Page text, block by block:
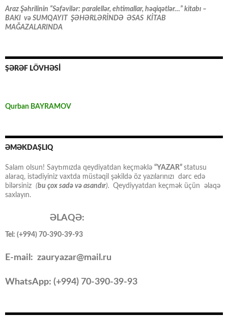
Araz Şəhrilinin “Səfəvilər: paralellər, ehtimallar, həqiqətlər…” kitabı –
BAKI və SUMQAYIT ŞƏHƏRLƏRİNDƏ ƏSAS KİTAB
MAĞAZALARINDA
ŞƏRƏF LÖVHƏSİ
Qurban BAYRAMOV
ƏMƏKDAŞLIQ
Salam olsun! Saytımızda qeydiyatdan keçməklə “YAZAR” statusu
alaraq, istədiyiniz vaxtda müstəqil şəkildə öz yazılarınızı dərc edə
bilərsiniz (bu çox sadə və asandır). Qeydiyyatdan keçmək üçün əlaqə
saxlayın.
ƏLAQƏ:
Tel: (+994) 70-390-39-93
E-mail: zauryazar@mail.ru
WhatsApp: (+994) 70-390-39-93